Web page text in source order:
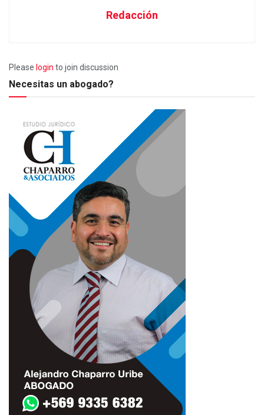
Redacción
Please login to join discussion
Necesitas un abogado?